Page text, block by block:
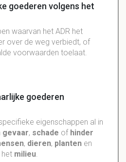
goederen volgens het
waarvan het ADR het
over de weg verbiedt, of
voorwaarden toelaat.
goederen
eigenschappen al in
gevaar, schade of hinder
, dieren, planten en
milieu